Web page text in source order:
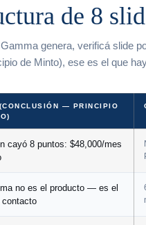
de 8
genera, verificá slide
de Minto), ese es el que
— PRINCIPIO
cayó 8 puntos: $48,000/mes
no es el producto — es el